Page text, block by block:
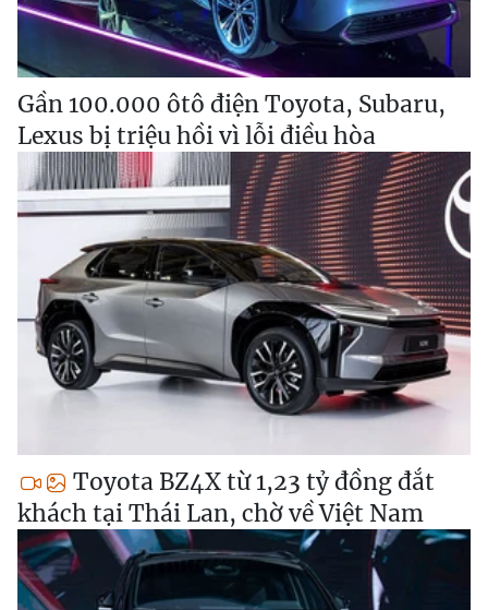
Gần 100.000 ôtô điện Toyota, Subaru,
Lexus bị triệu hồi vì lỗi điều hòa
Toyota BZ4X từ 1,23 tỷ đồng đắt
khách tại Thái Lan, chờ về Việt Nam